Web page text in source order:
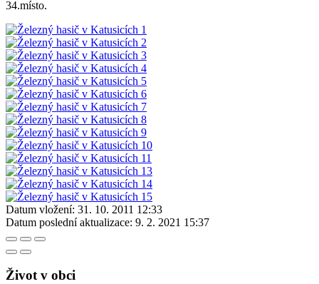
34.místo.
Datum vložení: 31. 10. 2011 12:33
Datum poslední aktualizace: 9. 2. 2021 15:37
Život v obci